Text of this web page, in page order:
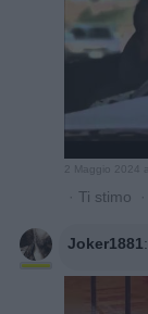
· Ti stimo ·
Joker1881: